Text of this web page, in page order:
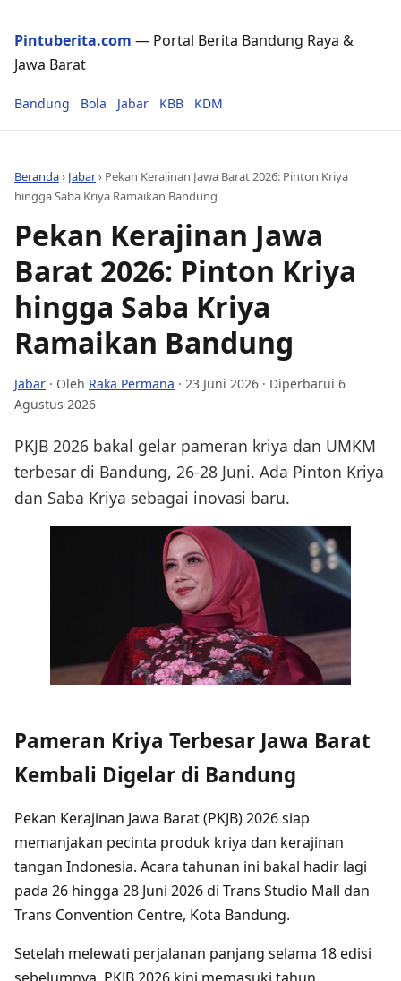
Pintuberita.com — Portal Berita Bandung Raya &
Jawa Barat
Bandung Bola Jabar KBB KDM
Beranda› Jabar› Pekan Kerajinan Jawa Barat 2026: Pinton Kriya
hingga Saba Kriya Ramaikan Bandung
Pekan Kerajinan Jawa
Barat 2026: Pinton Kriya
hingga Saba Kriya
Ramaikan Bandung
Jabar · Oleh Raka Permana · 23 Juni 2026 · Diperbarui 6
Agustus 2026
PKJB 2026 bakal gelar pameran kriya dan UMKM
terbesar di Bandung, 26-28 Juni. Ada Pinton Kriya
dan Saba Kriya sebagai inovasi baru.
Pameran Kriya Terbesar Jawa Barat
Kembali Digelar di Bandung
Pekan Kerajinan Jawa Barat (PKJB) 2026 siap
memanjakan pecinta produk kriya dan kerajinan
tangan Indonesia. Acara tahunan ini bakal hadir lagi
pada 26 hingga 28 Juni 2026 di Trans Studio Mall dan
Trans Convention Centre, Kota Bandung.
Setelah melewati perjalanan panjang selama 18 edisi